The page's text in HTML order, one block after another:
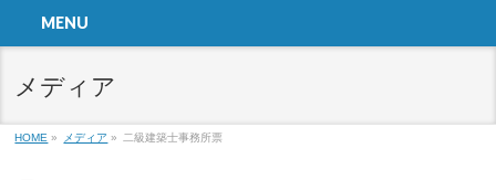
MENU
メディア
HOME » メディア » 二級建築士事務所票